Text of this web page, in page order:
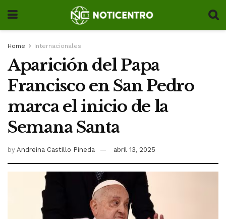
Home Internacionales
Aparición del Papa
Francisco en San Pedro
marca el inicio de la
Semana Santa
by Andreina Castillo Pineda abril 13, 2025